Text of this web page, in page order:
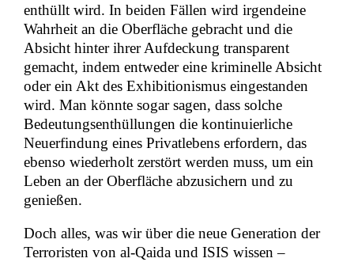
enthüllt wird. In beiden Fällen wird irgendeine
Wahrheit an die Oberfläche gebracht und die
Absicht hinter ihrer Aufdeckung transparent
gemacht, indem entweder eine kriminelle Absicht
oder ein Akt des Exhibitionismus eingestanden
wird. Man könnte sogar sagen, dass solche
Bedeutungsenthüllungen die kontinuierliche
Neuerfindung eines Privatlebens erfordern, das
ebenso wiederholt zerstört werden muss, um ein
Leben an der Oberfläche abzusichern und zu
genießen.
Doch alles, was wir über die neue Generation der
Terroristen von al-Qaida und ISIS wissen –